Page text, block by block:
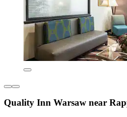
Quality Inn Warsaw near